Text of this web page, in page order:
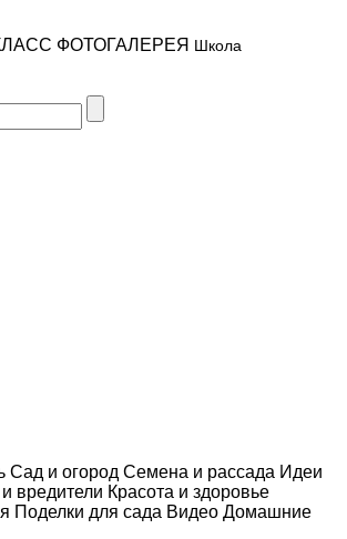
ФОТОГАЛЕРЕЯ Школа
Сад и огород Семена и рассада Идеи
вредители Красота и здоровье
Поделки для сада Видео Домашние